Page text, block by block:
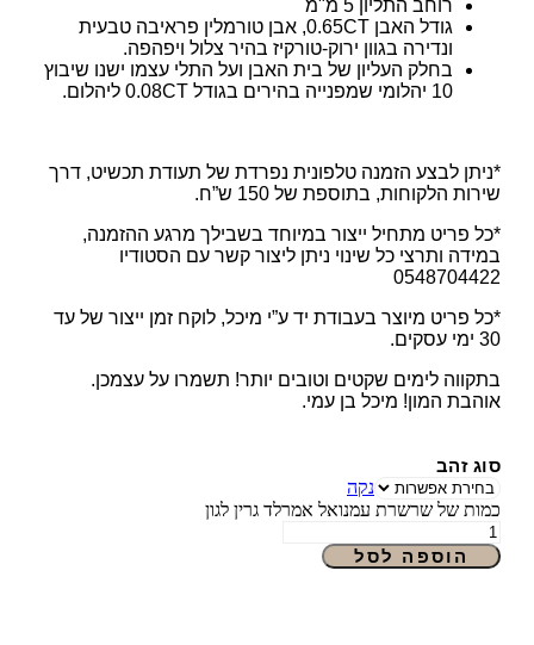
רוחב התליון 5 מ"מ
גודל האבן 0.65CT, אבן טורמלין פראיבה טבעית
ונדירה בגוון ירוק-טורקיז בהיר צלול ויפהפה.
בחלק העליון של בית האבן ועל התלי עצמו ישנו שיבוץ
10 יהלומי שמפנייה בהירים בגודל 0.08CT ליהלום.
*ניתן לבצע הזמנה טלפונית נפרדת של תעודת תכשיט, דרך
שירות הלקוחות, בתוספת של 150 ש”ח.
*כל פריט מתחיל ייצור במיוחד בשבילך מרגע ההזמנה,
במידה ותרצי כל שינוי ניתן ליצור קשר עם הסטודיו
0548704422
*כל פריט מיוצר בעבודת יד ע”י מיכל, לוקח זמן ייצור של עד
30 ימי עסקים.
בתקווה לימים שקטים וטובים יותר! תשמרו על עצמכן.
אוהבת המון! מיכל בן עמי.
סוג זהב
נקה
כמות של שרשרת עמנואל אמרלד גרין לגון
הוספה לסל